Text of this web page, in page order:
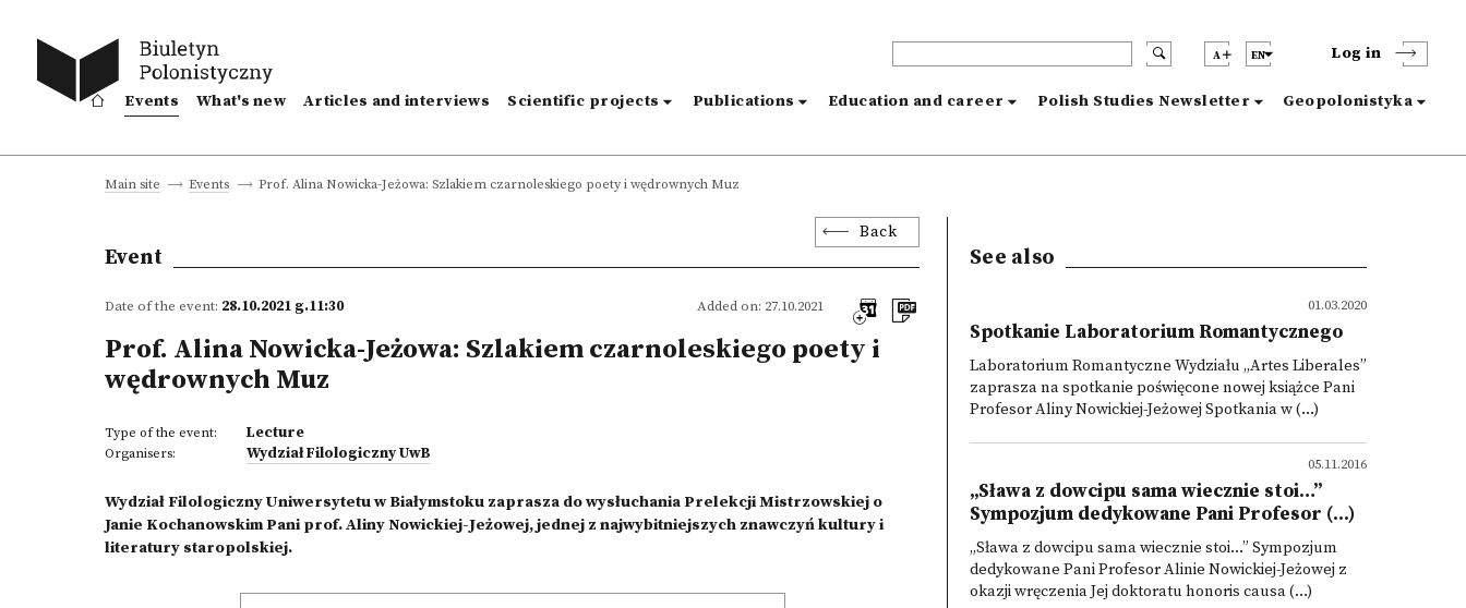
A EN Log in
Events What's new Articles and interviews Scientific projects Publications Education and career Polish Studies Newsletter Geopolonistyka
Main site Events Prof. Alina Nowicka-Jeżowa: Szlakiem czarnoleskiego poety i wędrownych Muz
Back
Event
Date of the event: 28.10.2021 g.11:30 Added on: 27.10.2021
Prof. Alina Nowicka-Jeżowa: Szlakiem czarnoleskiego poety i
wędrownych Muz
Type of the event: Lecture
Organisers: Wydział Filologiczny UwB
Wydział Filologiczny Uniwersytetu w Białymstoku zaprasza do wysłuchania Prelekcji Mistrzowskiej o
Janie Kochanowskim Pani prof. Aliny Nowickiej-Jeżowej, jednej z najwybitniejszych znawczyń kultury i
literatury staropolskiej.
See also
01.03.2020
Spotkanie Laboratorium Romantycznego
Laboratorium Romantyczne Wydziału „Artes Liberales”
zaprasza na spotkanie poświęcone nowej książce Pani
Profesor Aliny Nowickiej-Jeżowej Spotkania w (...)
05.11.2016
„Sława z dowcipu sama wiecznie stoi…”
Sympozjum dedykowane Pani Profesor (...)
„Sława z dowcipu sama wiecznie stoi…” Sympozjum
dedykowane Pani Profesor Alinie Nowickiej-Jeżowej z
okazji wręczenia Jej doktoratu honoris causa (...)